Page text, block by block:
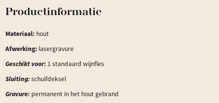
Productinformatie
Materiaal: hout
Afwerking: lasergravure
Geschikt voor: 1 standaard wijnfles
Sluiting:schuifdeksel
Gravure: permanent in het hout gebrand